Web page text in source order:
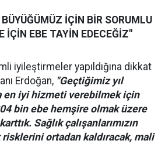
İÇİN BİR SORUMLU
İÇİN EBE TAYİN EDECEĞİZ"
iyileştirmeler yapıldığına dikkat
Erdoğan, "Geçtiğimiz yıl
en iyi hizmeti verebilmek için
bin ebe hemşire olmak üzere
Sağlık çalışanlarımızın
ortadan kaldıracak, mali